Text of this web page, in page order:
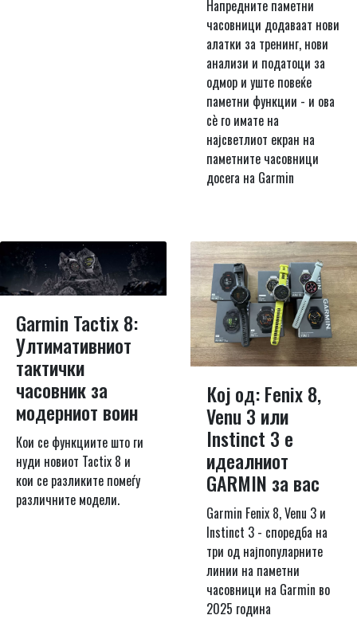
Напредните паметни
часовници додаваат нови
алатки за тренинг, нови
анализи и податоци за
одмор и уште повеќе
паметни функции - и ова
сè го имате на
најсветлиот екран на
паметните часовници
досега на Garmin
Garmin Tactix 8:
Ултимативниот
тактички
часовник за
модерниот воин
Кои се функциите што ги
нуди новиот Tactix 8 и
кои се разликите помеѓу
различните модели.
Кој од: Fenix 8,
Venu 3 или
Instinct 3 е
идеалниот
GARMIN за вас
Garmin Fenix ​​8, Venu 3 и
Instinct 3 - споредба на
три од најпопуларните
линии на паметни
часовници на Garmin во
2025 година